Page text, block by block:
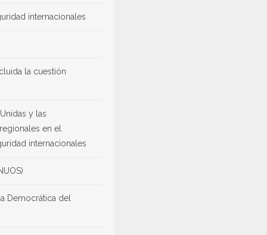
internacionales
la cuestión
y las
en el
internacionales
Democrática del